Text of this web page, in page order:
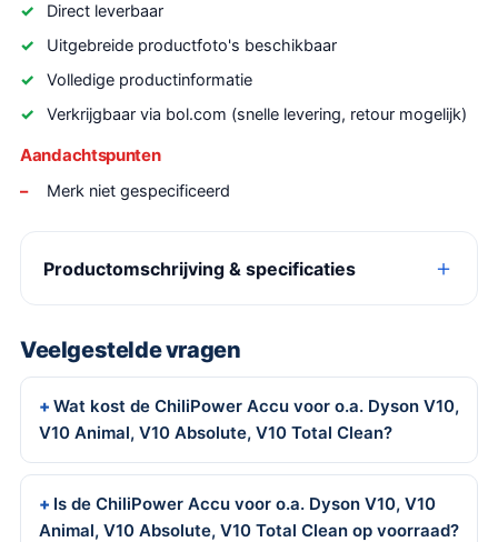
Direct leverbaar
Uitgebreide productfoto's beschikbaar
Volledige productinformatie
Verkrijgbaar via bol.com (snelle levering, retour mogelijk)
Aandachtspunten
Merk niet gespecificeerd
Productomschrijving & specificaties
Veelgestelde vragen
Wat kost de ChiliPower Accu voor o.a. Dyson V10,
V10 Animal, V10 Absolute, V10 Total Clean?
Is de ChiliPower Accu voor o.a. Dyson V10, V10
Animal, V10 Absolute, V10 Total Clean op voorraad?